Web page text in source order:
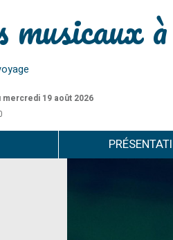
19 août 2026